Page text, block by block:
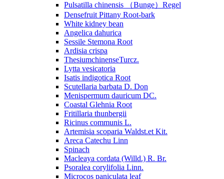
Pulsatilla chinensis （Bunge）Regel
Densefruit Pittany Root-bark
White kidney bean
Angelica dahurica
Sessile Stemona Root
Ardisia crispa
ThesiumchinenseTurcz.
Lytta vesicatoria
Isatis indigotica Root
Scutellaria barbata D. Don
Menispermum dauricum DC.
Coastal Glehnia Root
Fritillaria thunbergii
Ricinus communis L.
Artemisia scoparia Waldst.et Kit.
Areca Catechu Linn
Spinach
Macleaya cordata (Willd.) R. Br.
Psoralea corylifolia Linn.
Microcos paniculata leaf